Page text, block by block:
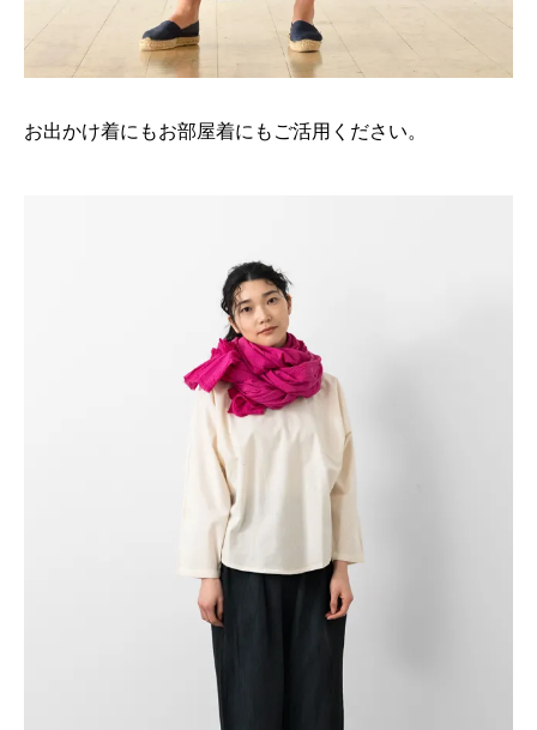
お出かけ着にもお部屋着にもご活用ください。